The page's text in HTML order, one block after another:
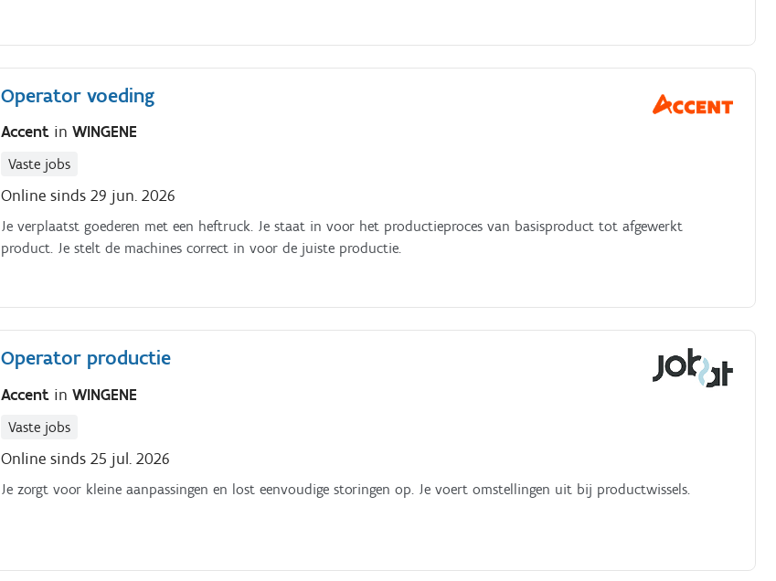
Operator voeding
Accent inWINGENE
Vaste jobs
Online sinds 29 jun. 2026
Je verplaatst goederen met een heftruck. Je staat in voor het productieproces van basisproduct tot afgewerkt
product. Je stelt de machines correct in voor de juiste productie.
Operator productie
Accent inWINGENE
Vaste jobs
Online sinds 25 jul. 2026
Je zorgt voor kleine aanpassingen en lost eenvoudige storingen op. Je voert omstellingen uit bij productwissels.